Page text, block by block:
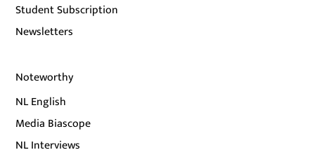
Student Subscription
Newsletters
Noteworthy
NL English
Media Biascope
NL Interviews